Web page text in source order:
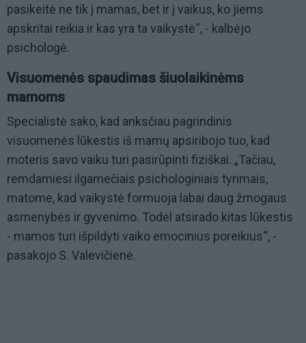
pasikeitė ne tik į mamas, bet ir į vaikus, ko jiems
apskritai reikia ir kas yra ta vaikystė“, - kalbėjo
psichologė.
Visuomenės spaudimas šiuolaikinėms
mamoms
Specialistė sako, kad anksčiau pagrindinis
visuomenės lūkestis iš mamų apsiribojo tuo, kad
moteris savo vaiku turi pasirūpinti fiziškai. „Tačiau,
remdamiesi ilgamečiais psichologiniais tyrimais,
matome, kad vaikystė formuoja labai daug žmogaus
asmenybės ir gyvenimo. Todėl atsirado kitas lūkestis
- mamos turi išpildyti vaiko emocinius poreikius“, -
pasakojo S. Valevičienė.